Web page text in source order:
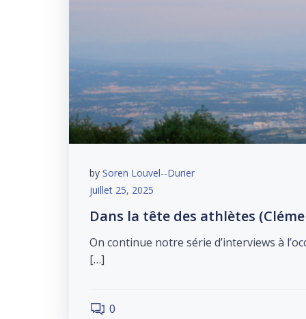
by Soren Louvel--Durier
juillet 25, 2025
Dans la tête des athlètes
On continue notre série d’interviews à
[…]
0